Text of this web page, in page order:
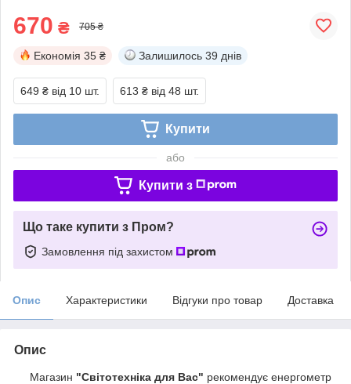
670 ₴ 705 ₴
Економія 35 ₴ Залишилось 39 днів
649 ₴ від 10 шт. 613 ₴ від 48 шт.
Купити
або
Купити з
Що таке купити з Пром?
Замовлення під захистом
Опис Характеристики Відгуки про товар Доставка
Опис
Магазин "Світотехніка для Вас" рекомендує енергометр